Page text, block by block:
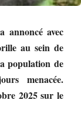
annoncé avec
au sein de
population de
menacée.
2025 sur le